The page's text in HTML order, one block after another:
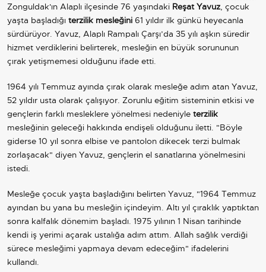
Zonguldak'ın Alaplı ilçesinde 76 yaşındaki Reşat Yavuz, çocuk
yaşta başladığı terzilik mesleğini 61 yıldır ilk günkü heyecanla
sürdürüyor. Yavuz, Alaplı Rampalı Çarşı’da 35 yılı aşkın süredir
hizmet verdiklerini belirterek, mesleğin en büyük sorununun
çırak yetişmemesi olduğunu ifade etti.
1964 yılı Temmuz ayında çırak olarak mesleğe adım atan Yavuz,
52 yıldır usta olarak çalışıyor. Zorunlu eğitim sisteminin etkisi ve
gençlerin farklı mesleklere yönelmesi nedeniyle terzilik
mesleğinin geleceği hakkında endişeli olduğunu iletti. "Böyle
giderse 10 yıl sonra elbise ve pantolon dikecek terzi bulmak
zorlaşacak" diyen Yavuz, gençlerin el sanatlarına yönelmesini
istedi.
Mesleğe çocuk yaşta başladığını belirten Yavuz, "1964 Temmuz
ayından bu yana bu mesleğin içindeyim. Altı yıl çıraklık yaptıktan
sonra kalfalık dönemim başladı. 1975 yılının 1 Nisan tarihinde
kendi iş yerimi açarak ustalığa adım attım. Allah sağlık verdiği
sürece mesleğimi yapmaya devam edeceğim" ifadelerini
kullandı.